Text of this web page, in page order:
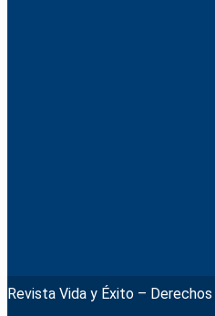
Revista Vida y Éxito –